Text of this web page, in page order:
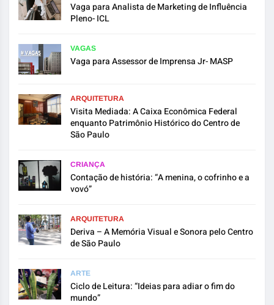
Vaga para Analista de Marketing de Influência
Pleno- ICL
VAGAS
Vaga para Assessor de Imprensa Jr- MASP
ARQUITETURA
Visita Mediada: A Caixa Econômica Federal
enquanto Patrimônio Histórico do Centro de
São Paulo
CRIANÇA
Contação de história: “A menina, o cofrinho e a
vovó”
ARQUITETURA
Deriva – A Memória Visual e Sonora pelo Centro
de São Paulo
ARTE
Ciclo de Leitura: “Ideias para adiar o fim do
mundo”